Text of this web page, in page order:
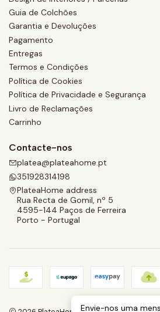
Guia de Colchões
Garantia e Devoluções
Pagamento
Entregas
Termos e Condições
Política de Cookies
Política de Privacidade e Segurança
Livro de Reclamações
Carrinho
Contacte-nos
platea@plateahome.pt
351928314198
PlateaHome address
Rua Recta de Gomil, nº 5
4595-144 Paços de Ferreira
Porto - Portugal
Envie-nos uma